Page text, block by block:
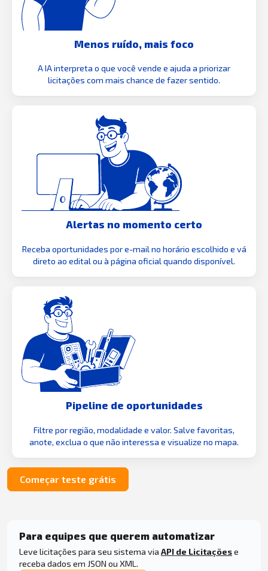
Menos ruído, mais foco
A IA interpreta o que você vende e ajuda a priorizar
licitações com mais chance de fazer sentido.
Alertas no momento certo
Receba oportunidades por e-mail no horário escolhido e vá
direto ao edital ou à página oficial quando disponível.
Pipeline de oportunidades
Filtre por região, modalidade e valor. Salve favoritas,
anote, exclua o que não interessa e visualize no mapa.
Começar teste grátis
Para equipes que querem automatizar
Leve licitações para seu sistema via API de Licitaçõese
receba dados em JSON ou XML.